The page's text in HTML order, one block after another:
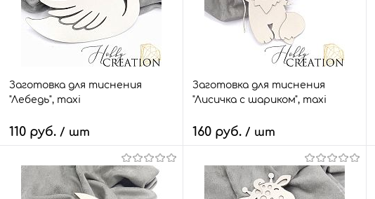
Заготовка для тиснения
"Лебедь", maxi
110 руб. / шт
В корзину
Заготовка для тиснения
"Лисичка с шариком", maxi
160 руб. / шт
В корзину